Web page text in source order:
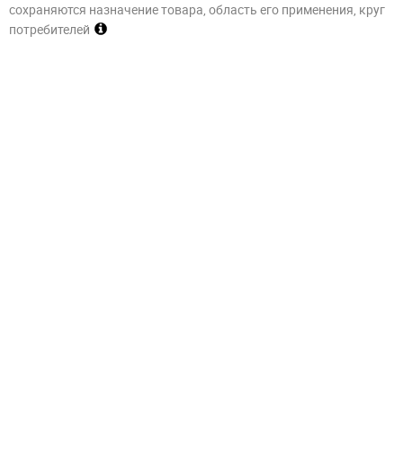
сохраняются назначение товара, область его применения, круг
потребителей